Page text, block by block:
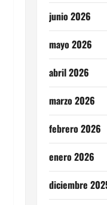
junio 2026
mayo 2026
abril 2026
marzo 2026
febrero 2026
enero 2026
diciembre